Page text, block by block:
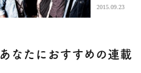
すぎるクンニ
2015.09.23
あなたにおすすめの連載